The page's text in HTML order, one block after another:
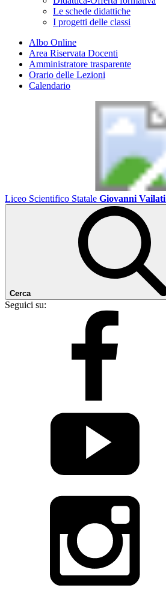
Le schede didattiche
I progetti delle classi
Albo Online
Area Riservata Docenti
Amministratore trasparente
Orario delle Lezioni
Calendario
Liceo Scientifico Statale Giovanni Vailati
Cerca
Seguici su: